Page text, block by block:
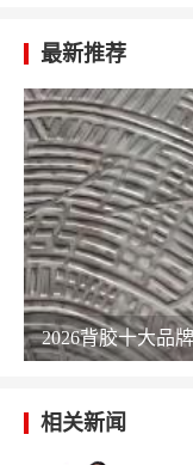
最新推荐
相关新闻